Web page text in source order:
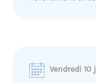
Vendredi